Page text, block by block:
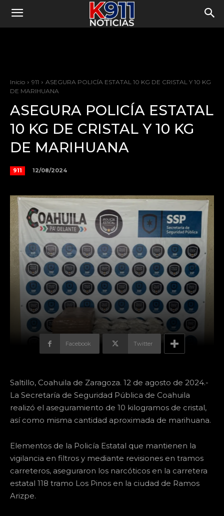
Inicio 911
ASEGURA POLICÍA ESTATAL 10 KG DE CRISTAL Y 10 KG
DE MARIHUANA
ASEGURA POLICÍA ESTATAL
10 KG DE CRISTAL Y 10 KG
DE MARIHUANA
911 12/08/2024
Facebook Twitter
Saltillo, Coahuila de Zaragoza. 12 de agosto de 2024.-
La Secretaría de Seguridad Pública de Coahuila
realizó el aseguramiento de 10 kilogramos de cristal,
así como misma cantidad aproximada de marihuana.
Elementos de la Policía Estatal que mantienen la
vigilancia en filtros y mediante revisiones en tramos
carreteros, aseguraron los narcóticos en la carretera
estatal 118 tramo Los Pinos en la ciudad de Ramos
Arizpe.